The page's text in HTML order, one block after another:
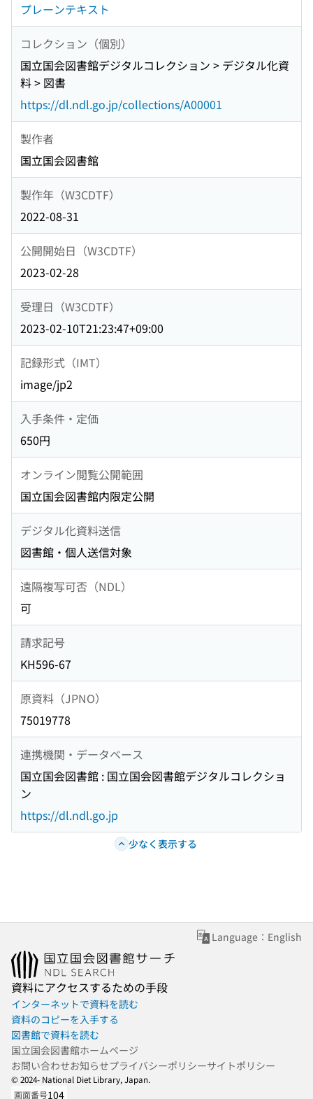
プレーンテキスト
コレクション（個別）
国立国会図書館デジタルコレクション > デジタル化資
料 > 図書
https://dl.ndl.go.jp/collections/A00001
製作者
国立国会図書館
製作年（W3CDTF）
2022-08-31
公開開始日（W3CDTF）
2023-02-28
受理日（W3CDTF）
2023-02-10T21:23:47+09:00
記録形式（IMT）
image/jp2
入手条件・定価
650円
オンライン閲覧公開範囲
国立国会図書館内限定公開
デジタル化資料送信
図書館・個人送信対象
遠隔複写可否（NDL）
可
請求記号
KH596-67
原資料（JPNO）
75019778
連携機関・データベース
国立国会図書館 : 国立国会図書館デジタルコレクショ
ン
https://dl.ndl.go.jp
少なく表示する
Language：English
資料にアクセスするための手段
インターネットで資料を読む
資料のコピーを入手する
図書館で資料を読む
国立国会図書館ホームページ
お問い合わせお知らせプライバシーポリシーサイトポリシー
© 2024- National Diet Library, Japan.
画面番号104